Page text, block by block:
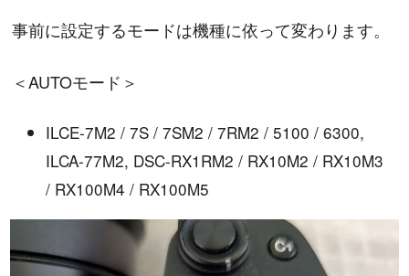
事前に設定するモードは機種に依って変わります。
＜AUTOモード＞
ILCE-7M2 / 7S / 7SM2 / 7RM2 / 5100 / 6300,
ILCA-77M2, DSC-RX1RM2 / RX10M2 / RX10M3
/ RX100M4 / RX100M5